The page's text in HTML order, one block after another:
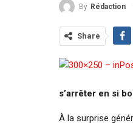
By Rédaction
Share
s’arrêter en si
À la surprise